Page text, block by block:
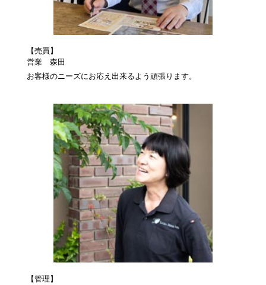
【売買】
営業 森田
お客様のニーズにお応え出来るよう頑張ります。
【管理】